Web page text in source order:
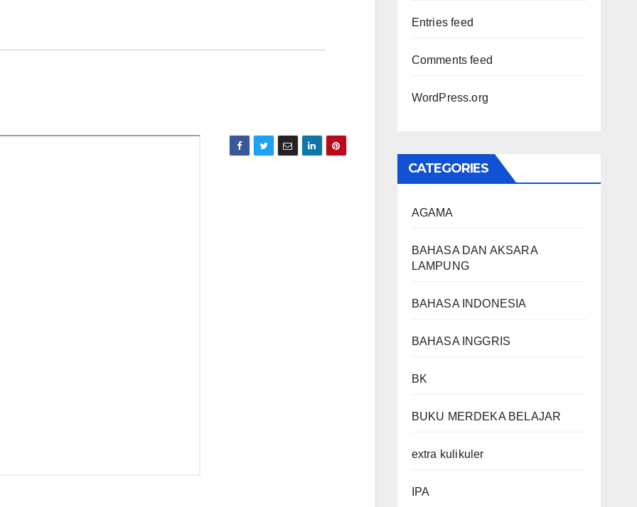
Entries feed
Comments feed
WordPress.org
CATEGORIES
AGAMA
BAHASA DAN AKSARA
LAMPUNG
BAHASA INDONESIA
BAHASA INGGRIS
BK
BUKU MERDEKA BELAJAR
extra kulikuler
IPA